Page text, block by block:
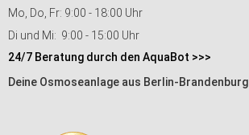
Mo, Do, Fr: 9:00 - 18:00 Uhr
Di und Mi: 9:00 - 15:00 Uhr
24/7 Beratung durch den AquaBot >>>
Deine Osmoseanlage aus Berlin-Brandenburg